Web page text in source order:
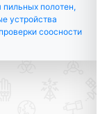
полотен,
устройства
соосности